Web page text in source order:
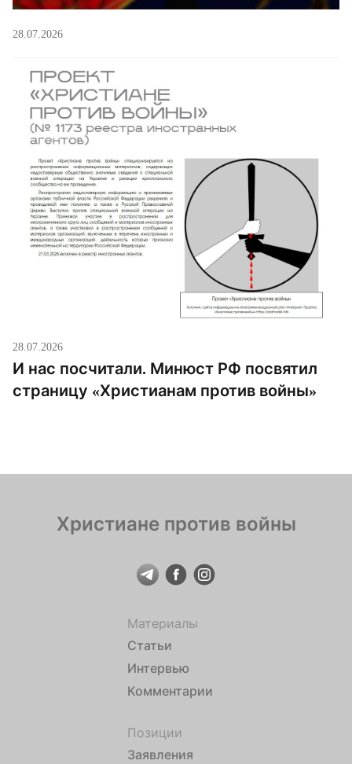
28.07.2026
28.07.2026
И нас посчитали. Минюст РФ посвятил
страницу «Христианам против войны»
Христиане против войны
Материалы
Статьи
Интервью
Комментарии
Позиции
Заявления